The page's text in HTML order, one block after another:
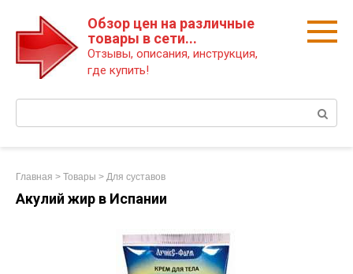
Обзор цен на различные
товары в сети...
Отзывы, описания, инструкция,
где купить!
Главная > Товары > Для суставов
Акулий жир в Испании